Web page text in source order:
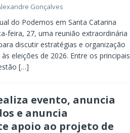
Gonçalves
do Podemos em Santa Catarina
feira, 27, uma reunião extraordinária
discutir estratégias e organização
eleições de 2026. Entre os principais
[…]
evento, anuncia
e anuncia
apoio ao projeto de